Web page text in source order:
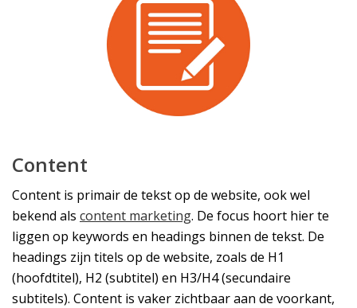
Content
Content is primair de tekst op de website, ook wel
bekend als content marketing. De focus hoort hier te
liggen op keywords en headings binnen de tekst. De
headings zijn titels op de website, zoals de H1
(hoofdtitel), H2 (subtitel) en H3/H4 (secundaire
subtitels). Content is vaker zichtbaar aan de voorkant,